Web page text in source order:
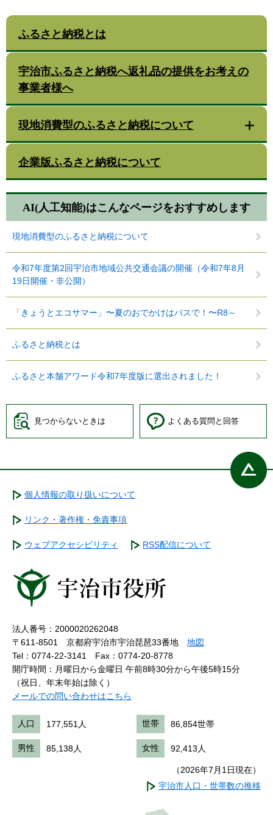
ふるさと納税とは
宇治市ふるさと納税へ返礼品の提供をお考えの
事業者様へ
現地消費型のふるさと納税について
企業版ふるさと納税について
AI(人工知能)はこんなページをおすすめします
現地消費型のふるさと納税について
令和7年度第2回宇治市地域公共交通会議の開催（令和7年8月
19日開催・非公開）
「きょうとエコサマー」〜夏のおでかけはバスで！〜R8～
ふるさと納税とは
ふるさと本舗アワード令和7年度版に選出されました！
見つからないときは よくある質問と回答
個人情報の取り扱いについて
リンク・著作権・免責事項
ウェブアクセシビリティ RSS配信について
法人番号：2000020262048
〒611-8501 京都府宇治市宇治琵琶33番地 地図
Tel：0774-22-3141
Fax：0774-20-8778
開庁時間：月曜日から金曜日 午前8時30分から午後5時15分
（祝日、年末年始は除く）
メールでの問い合わせはこちら
人口 177,551人 世帯 86,854世帯
男性 85,138人 女性 92,413人
（2026年7月1日現在）
宇治市人口・世帯数の推移